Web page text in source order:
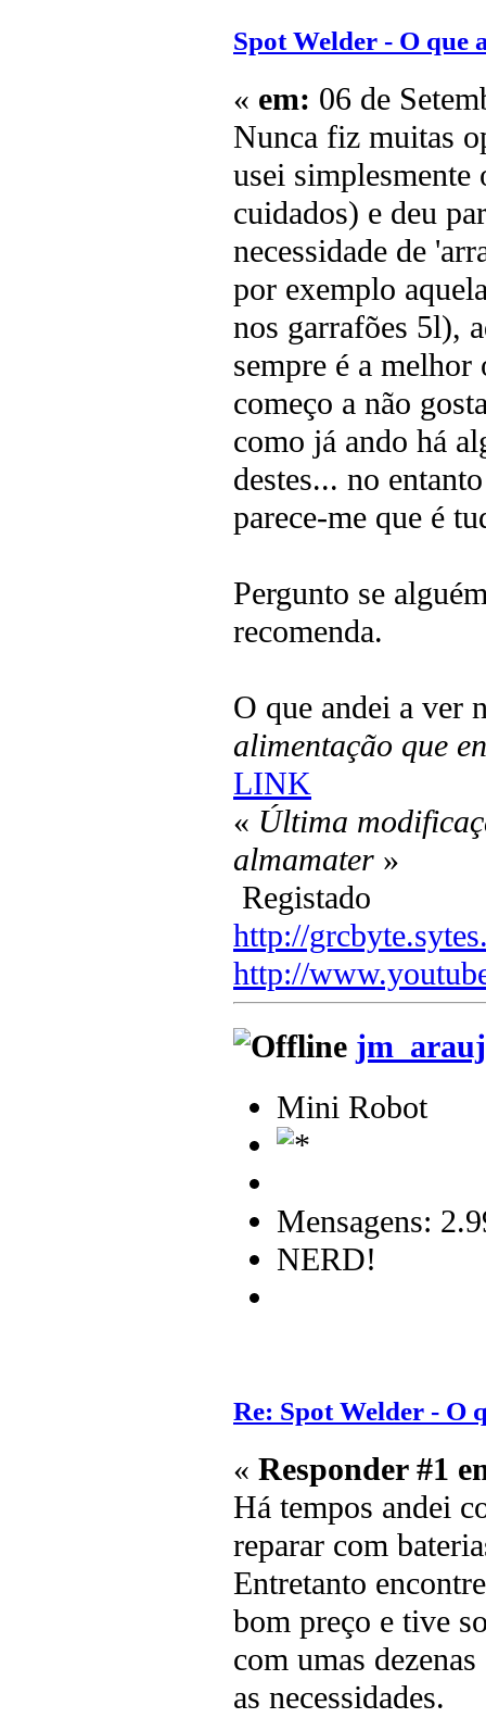
Spot Welder - O que
« em: 06 de
Nunca fiz muitas
usei
cuidados) e deu
necessidade de
por exemplo
nos garrafões 5l),
sempre é a melhor
começo a não
como já ando há
destes... no
parece-me que é
Pergunto se
recomenda.
O que andei a ver
alimentação que
LINK
« Última
almamater »
Registado
http://
http://
Mini Robot
Mensagens:
NERD!
Re: Spot Welder - O
« Responder #1
Há tempos andei
reparar com
Entretanto
bom preço e tive
com umas
as necessidades.